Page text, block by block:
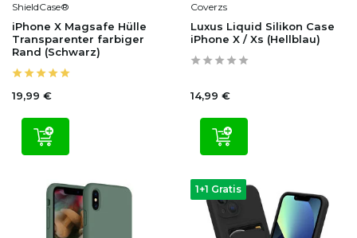
ShieldCase®
iPhone X Magsafe Hülle
Transparenter farbiger
Rand (Schwarz)
19,99 €
Coverzs
Luxus Liquid Silikon Case
iPhone X / Xs (Hellblau)
14,99 €
1+1 Gratis